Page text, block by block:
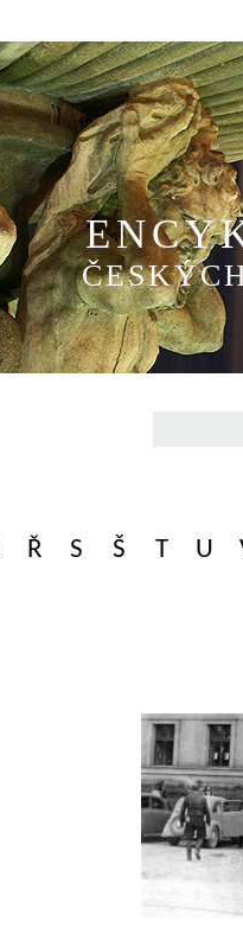
Ř S Š T U